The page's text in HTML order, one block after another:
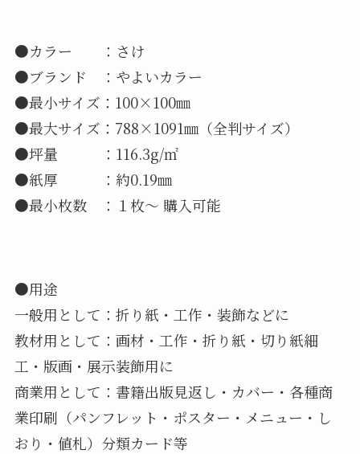
●カラー ：さけ
●ブランド ：やよいカラー
●最小サイズ：100×100㎜
●最大サイズ：788×1091㎜（全判サイズ）
●坪量 ：116.3g/㎡
●紙厚 ：約0.19㎜
●最小枚数 ：１枚～ 購入可能
●用途
一般用として：折り紙・工作・装飾などに
教材用として：画材・工作・折り紙・切り紙細
工・版画・展示装飾用に
商業用として：書籍出版見返し・カバー・各種商
業印刷（パンフレット・ポスター・メニュー・し
おり・値札）分類カード等